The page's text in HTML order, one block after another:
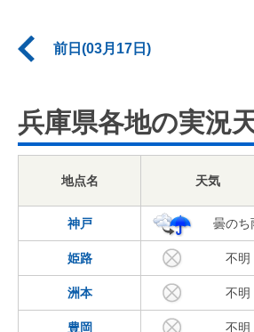
前日(03月17日)
兵庫県各地の実況
地点名 天気
神戸 曇のち
姫路 不明
洲本 不明
豊岡 不明